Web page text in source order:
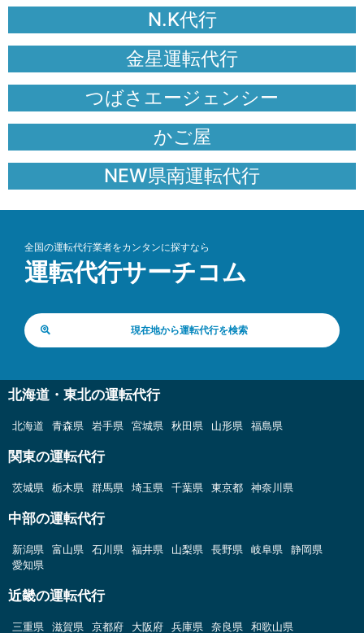
N.K代行
金星運転代行
つばさエージェンシー
かご屋
NEW県南運転代行
全国の運転代行業者をカンタンに探すなら
運転代行サーチコム
現在地から運転代行を検索
北海道・東北の運転代行
北海道 青森県 岩手県 宮城県 秋田県 山形県 福島県
関東の運転代行
茨城県 栃木県 群馬県 埼玉県 千葉県 東京都 神奈川県
中部の運転代行
新潟県 富山県 石川県 福井県 山梨県 長野県 岐阜県
静岡県
愛知県
近畿の運転代行
三重県 滋賀県 京都府 大阪府 兵庫県 奈良県 和歌山県